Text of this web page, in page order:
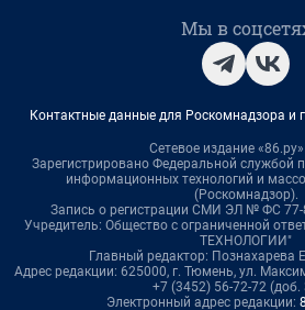
Мы в
Контактные данные для Роскомнадзора и
Сетевое издание
Зарегистрировано Федеральной службой
информационных технологий и
(Роскомнадзор).
Запись о регистрации СМИ ЭЛ № ФС 77-
Учредитель: Общество с ограниченной
ТЕХНОЛОГИИ"
Главный редактор: Познахарева
Адрес редакции: 625000, г. Тюмень, ул.
+7 (3452) 56-72-72 (доб.
Электронный адрес редакции: